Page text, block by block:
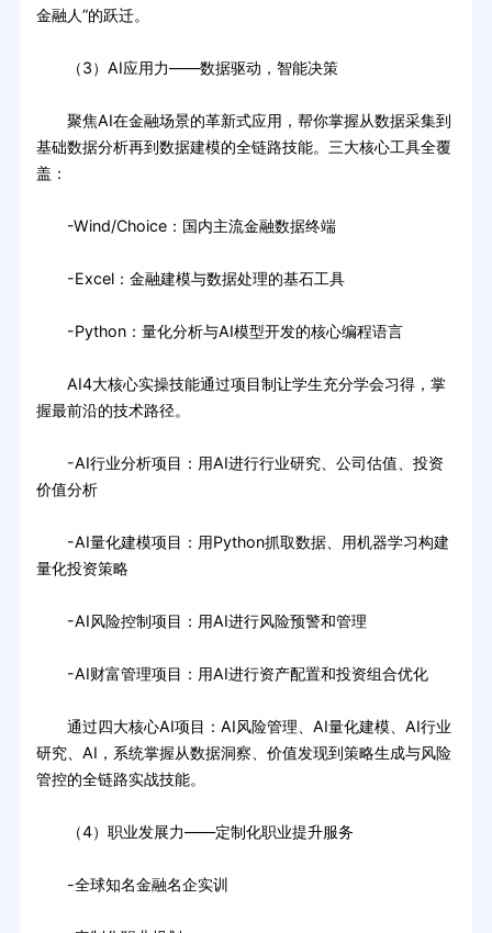
金融人”的跃迁。
（3）AI应用力——数据驱动，智能决策
聚焦AI在金融场景的革新式应用，帮你掌握从数据采集到
基础数据分析再到数据建模的全链路技能。三大核心工具全覆
盖：
-Wind/Choice：国内主流金融数据终端
-Excel：金融建模与数据处理的基石工具
-Python：量化分析与AI模型开发的核心编程语言
AI4大核心实操技能通过项目制让学生充分学会习得，掌
握最前沿的技术路径。
-AI行业分析项目：用AI进行行业研究、公司估值、投资
价值分析
-AI量化建模项目：用Python抓取数据、用机器学习构建
量化投资策略
-AI风险控制项目：用AI进行风险预警和管理
-AI财富管理项目：用AI进行资产配置和投资组合优化
通过四大核心AI项目：AI风险管理、AI量化建模、AI行业
研究、AI，系统掌握从数据洞察、价值发现到策略生成与风险
管控的全链路实战技能。
（4）职业发展力——定制化职业提升服务
-全球知名金融名企实训